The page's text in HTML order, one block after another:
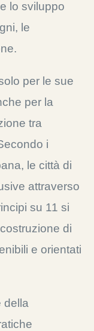
lo sviluppo
le
per le sue
per la
tra
i
le città di
attraverso
su 11 si
di
e orientati
della